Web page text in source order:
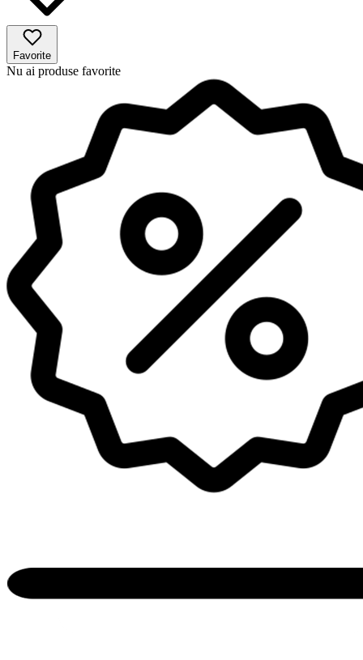
Favorite
Nu ai produse favorite